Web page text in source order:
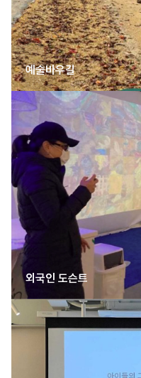
예술바우길
외국인 도슨트